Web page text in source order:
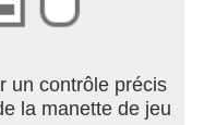
un contrôle précis
la manette de jeu